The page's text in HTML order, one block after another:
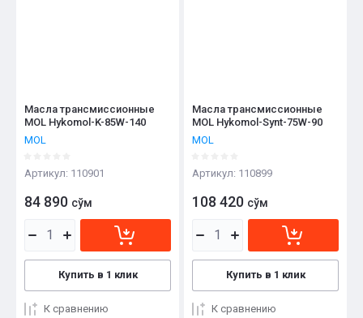
Масла трансмиссионные
MOL Hykomol-K-85W-140
MOL
Артикул: 110901
84 890 сўм
Купить в 1 клик
К сравнению
Масла трансмиссионные
MOL Hykomol-Synt-75W-90
MOL
Артикул: 110899
108 420 сўм
Купить в 1 клик
К сравнению